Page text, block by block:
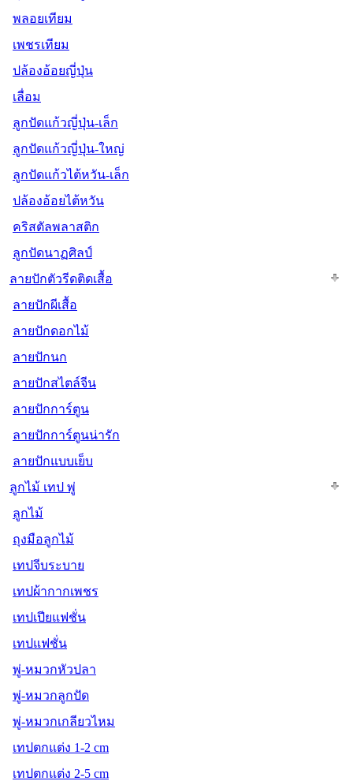
พลอยเทียม
เพชรเทียม
ปล้องอ้อยญี่ปุ่น
เลื่อม
ลูกปัดแก้วญี่ปุ่น-เล็ก
ลูกปัดแก้วญี่ปุ่น-ใหญ่
ลูกปัดแก้วไต้หวัน-เล็ก
ปล้องอ้อยไต้หวัน
คริสตัลพลาสติก
ลูกปัดนาฏศิลป์
ลายปักตัวรีดติดเสื้อ
ลายปักผีเสื้อ
ลายปักดอกไม้
ลายปักนก
ลายปักสไตล์จีน
ลายปักการ์ตูน
ลายปักการ์ตูนน่ารัก
ลายปักแบบเย็บ
ลูกไม้ เทป พู่
ลูกไม้
ถุงมือลูกไม้
เทปจีบระบาย
เทปผ้ากากเพชร
เทปเปียแฟชั่น
เทปแฟชั่น
พู่-หมวกหัวปลา
พู่-หมวกลูกปัด
พู่-หมวกเกลียวไหม
เทปตกแต่ง 1-2 cm
เทปตกแต่ง 2-5 cm